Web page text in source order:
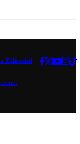
Editorial